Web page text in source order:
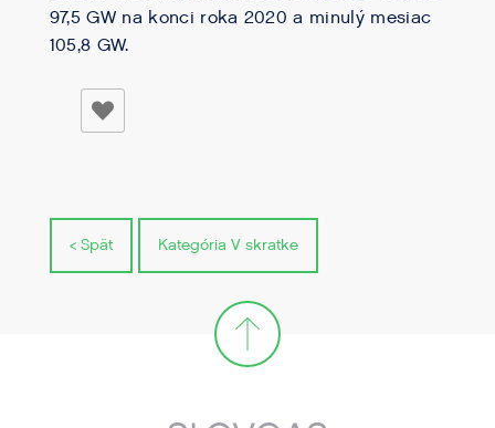
97,5 GW na konci roka 2020 a minulý mesiac
105,8 GW.
< Spät Kategória V skratke